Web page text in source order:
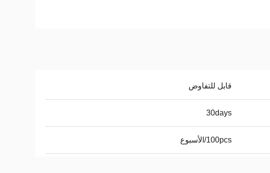
قابل للتفاوض
30days
100pcs/الأسبوع